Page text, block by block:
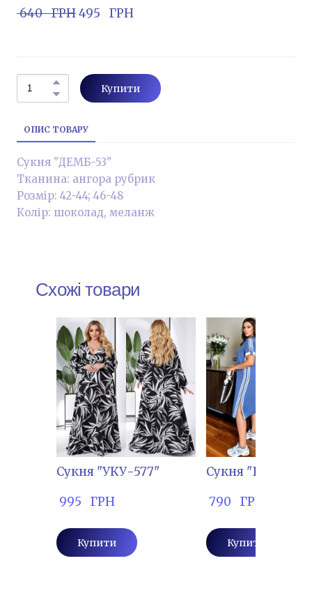
640   ГРН 495   ГРН
Купити
ОПИС ТОВАРУ
Сукня "ДЕМБ-53"
Тканина: ангора рубрик
Розмір: 42-44; 46-48
Колір: шоколад, меланж
Схожі товари
Сукня "УКУ-577"
995   ГРН
Купити
Сукня "ГР-5111"
790   ГРН
Купити